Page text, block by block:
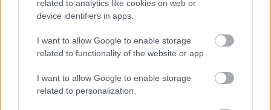
related to analytics like cookies on web or
device identifiers in apps.
I want to allow Google to enable storage
related to functionality of the website or app.
I want to allow Google to enable storage
related to personalization.